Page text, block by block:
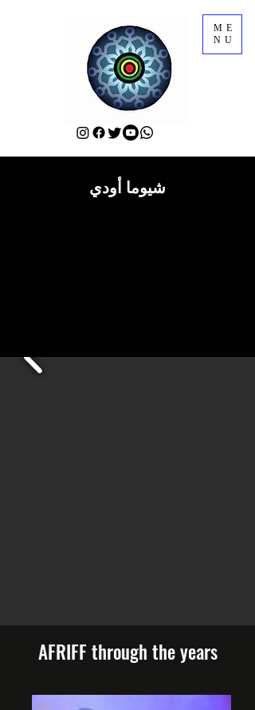
ME
NU
شيوما أودي
AFRIFF through the years